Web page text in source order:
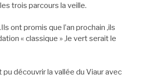
trois parcours la veille.
ont promis que l’an prochain ,ils
« classique » ,le vert serait le
découvrir la vallée du Viaur avec